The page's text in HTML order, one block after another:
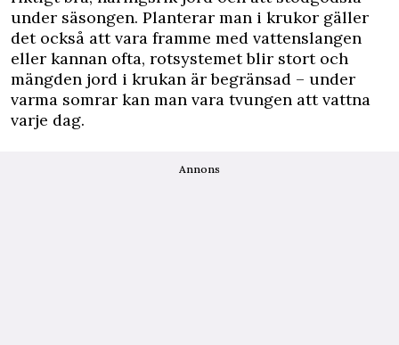
under säsongen. Planterar man i krukor gäller
det också att vara framme med vattenslangen
eller kannan ofta, rotsystemet blir stort och
mängden jord i krukan är begränsad – under
varma somrar kan man vara tvungen att vattna
varje dag.
Annons